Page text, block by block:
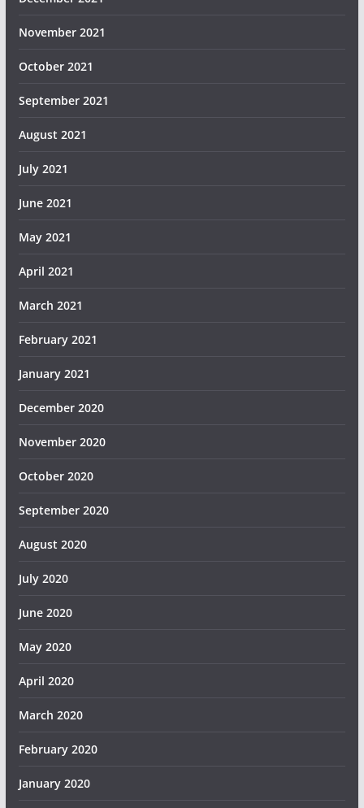
November 2021
October 2021
September 2021
August 2021
July 2021
June 2021
May 2021
April 2021
March 2021
February 2021
January 2021
December 2020
November 2020
October 2020
September 2020
August 2020
July 2020
June 2020
May 2020
April 2020
March 2020
February 2020
January 2020